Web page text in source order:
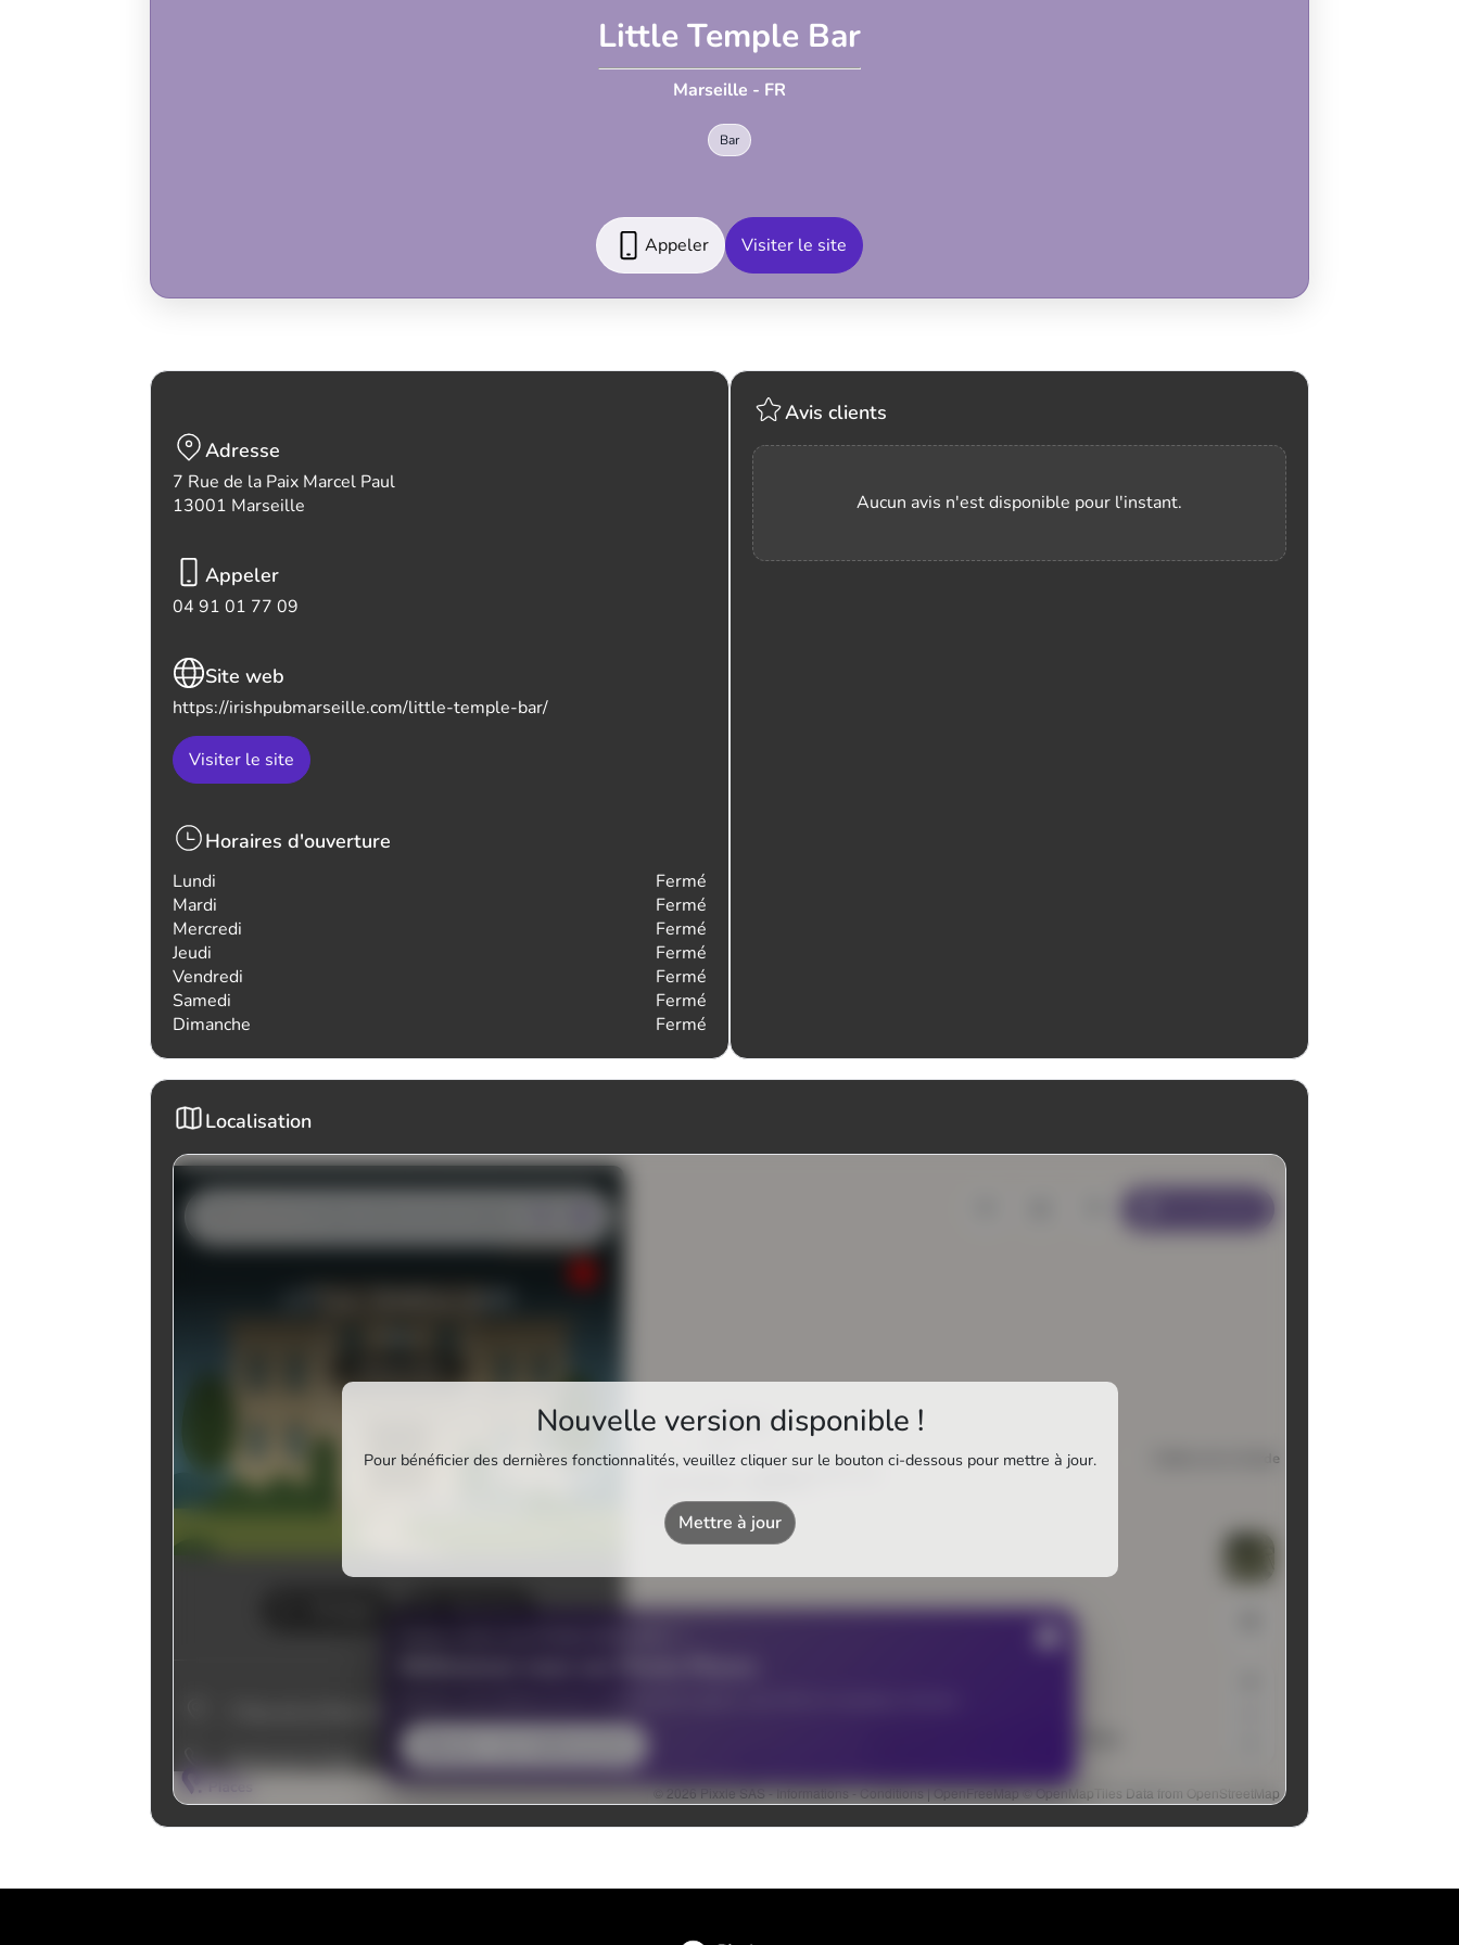
Little Temple Bar
Marseille - FR
Bar
Appeler Visiter le site
Adresse
7 Rue de la Paix Marcel Paul
13001 Marseille
Appeler
04 91 01 77 09
Site web
https://irishpubmarseille.com/little-temple-bar/
Visiter le site
Horaires d'ouverture
Lundi
Fermé
Mardi
Fermé
Mercredi
Fermé
Jeudi
Fermé
Vendredi
Fermé
Samedi
Fermé
Dimanche
Fermé
Avis clients
Aucun avis n'est disponible pour l'instant.
Localisation